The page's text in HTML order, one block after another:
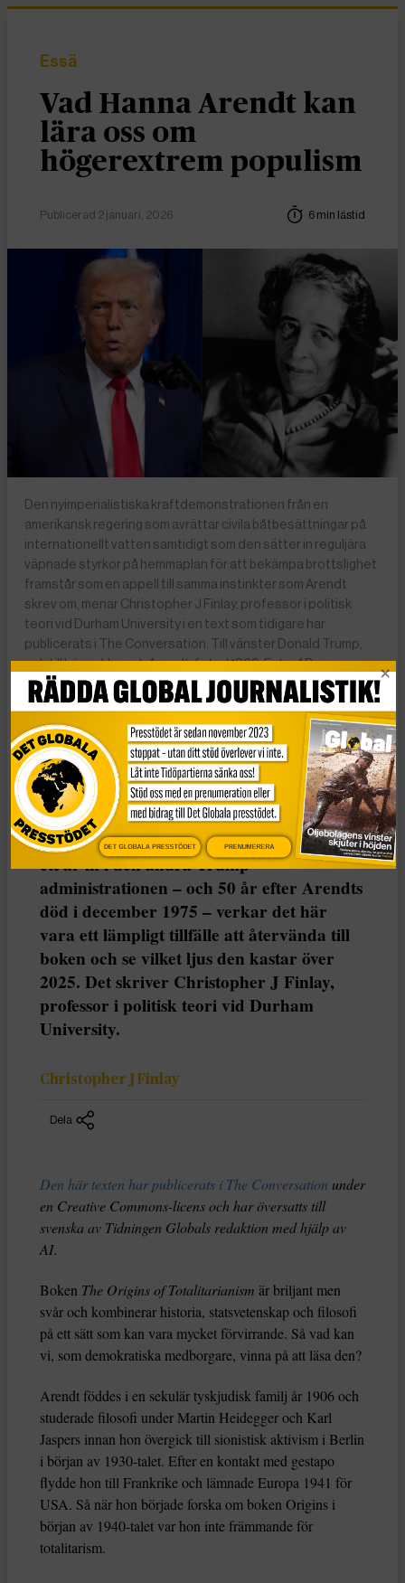
Essä
Vad Hanna Arendt kan
lära oss om
högerextrem populism
Publicerad 2 januari, 2026 6 min lästid
Den nyimperialistiska kraftdemonstrationen från en
amerikansk regering som avrättar civila båtbesättningar på
internationellt vatten samtidigt som den sätter in reguljära
väpnade styrkor på hemmaplan för att bekämpa brottslighet
framstår som en appell till samma instinkter som Arendt
skrev om, menar Christopher J Finlay, professor i politisk
teori vid Durham University i en text som tidigare har
publicerats i The Conversation. Till vänster Donald Trump,
och till höger Hannah Arendt, fotad 1969. Foto: AP
Photo/Alex Brandon | AP Photo
Försäljningen av Hannah Arendts The
Origins of Totalitarianism (1951) sköt i
höjden när Donald Trump vann det
amerikanska presidentvalet 2016. Nästan
ett år in i den andra Trump-
administrationen – och 50 år efter Arendts
död i december 1975 – verkar det här
vara ett lämpligt tillfälle att återvända till
boken och se vilket ljus den kastar över
2025. Det skriver Christopher J Finlay,
professor i politisk teori vid Durham
University.
Christopher J Finlay
Dela
Den här texten har publicerats i The Conversation under
en Creative Commons-licens och har översatts till
svenska av Tidningen Globals redaktion med hjälp av
AI.
Boken The Origins of Totalitarianism är briljant men
svår och kombinerar historia, statsvetenskap och filosofi
på ett sätt som kan vara mycket förvirrande. Så vad kan
vi, som demokratiska medborgare, vinna på att läsa den?
Arendt föddes i en sekulär tyskjudisk familj år 1906 och
studerade filosofi under Martin Heidegger och Karl
Jaspers innan hon övergick till sionistisk aktivism i Berlin
i början av 1930-talet. Efter en kontakt med gestapo
flydde hon till Frankrike och lämnade Europa 1941 för
USA. Så när hon började forska om boken Origins i
början av 1940-talet var hon inte främmande för
totalitarism.
DET GLOBALA PRESSTÖDET PRENUMERERA